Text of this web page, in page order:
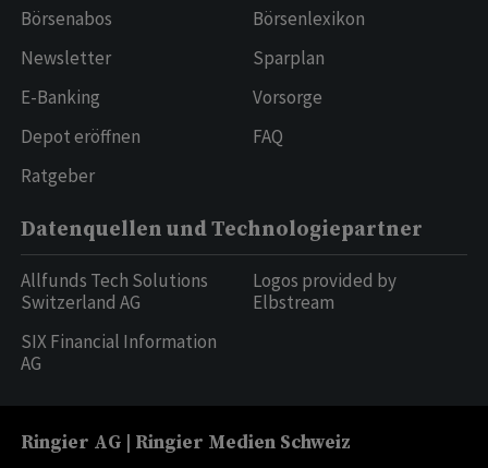
Börsenabos
Newsletter
E-Banking
Depot eröffnen
Ratgeber
Börsenlexikon
Sparplan
Vorsorge
FAQ
Datenquellen und Technologiepartner
Allfunds Tech Solutions
Switzerland AG
SIX Financial Information
AG
Logos provided by
Elbstream
Ringier AG | Ringier Medien Schweiz